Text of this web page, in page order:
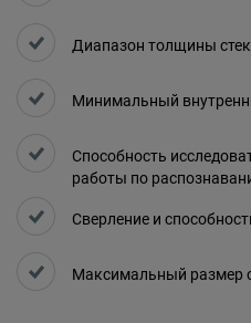
Диапазон толщины
Минимальный
Способность
работы по
Сверление и
Максимальный размер